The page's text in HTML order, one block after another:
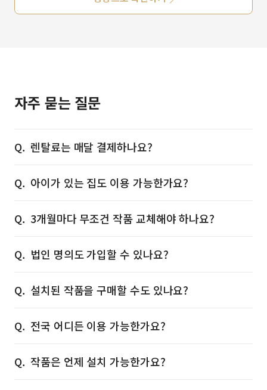
자주 묻는 질문
렌탈료는 매달 결제하나요?
아이가 있는 집도 이용 가능한가요?
3개월마다 무조건 작품 교체해야 하나요?
법인 명의도 가입할 수 있나요?
설치된 작품을 구매할 수도 있나요?
전국 어디든 이용 가능한가요?
작품은 언제 설치 가능한가요?